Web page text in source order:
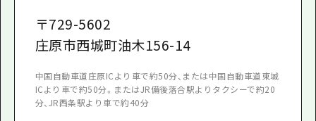
〒729-5602
庄原市西城町油木156-14
中国自動車道庄原ICより車で約50分、または中国自動車道東城
ICより車で約50分。またはJR備後落合駅よりタクシーで約20
分、JR西条駅より車で約40分